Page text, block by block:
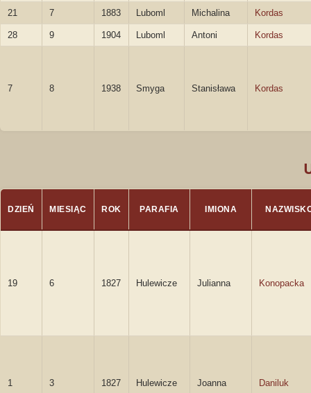
21 7 1883 Luboml Michalina Kordas
28 9 1904 Luboml Antoni Kordas
7 8 1938 Smyga Stanisława Kordas
DZIEŃ MIESIĄC ROK PARAFIA IMIONA
19 6 1827 Hulewicze Julianna Konopacka
1 3 1827 Hulewicze Joanna Daniluk